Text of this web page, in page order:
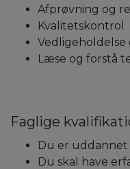
Afprøvning og
Kvalitetskontrol
Læse og forstå
Faglige
Du er
Du skal have